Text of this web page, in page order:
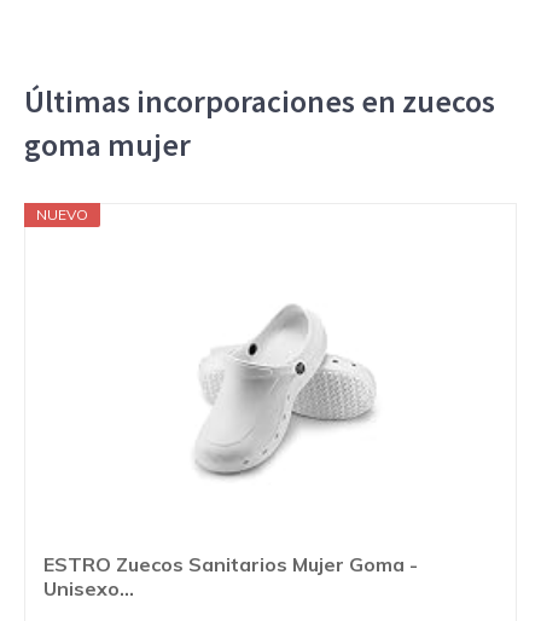
Últimas incorporaciones en zuecos
goma mujer
NUEVO
ESTRO Zuecos Sanitarios Mujer Goma -
Unisexo...